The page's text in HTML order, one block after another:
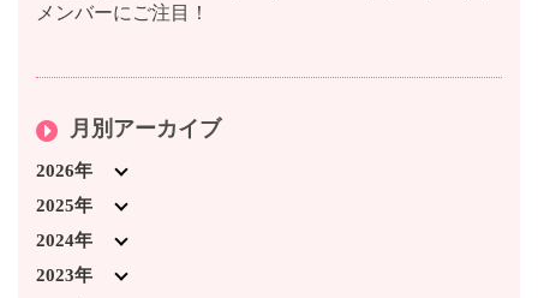
メンバーにご注目！
月別アーカイブ
2026年
2026年7月 (3)
2026年4月 (1)
2026年3月 (5)
2025年
2025年12月 (5)
2025年11月 (1)
2024年
2024年12月 (3)
2023年